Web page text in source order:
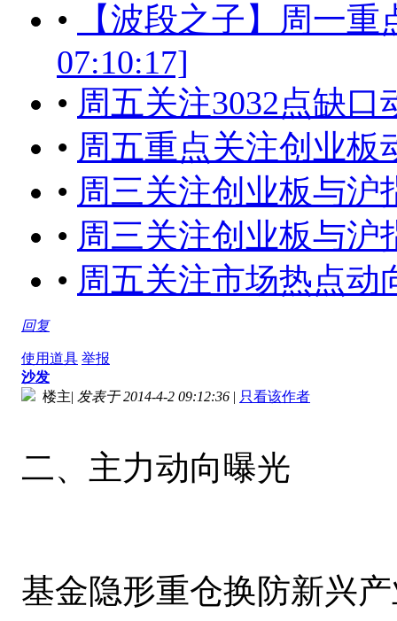
•
【波段之子】周一
07:10:17]
• 周五关注3032点缺口
• 周五重点关注创业板
• 周三关注创业板与沪
• 周三关注创业板与沪
• 周五关注市场热点动
回复
使用道具 举报
沙发
楼主| 发表于 2014-4-2 09:12:36 | 只看该作者
二、主力动向曝光
基金隐形重仓换防新兴